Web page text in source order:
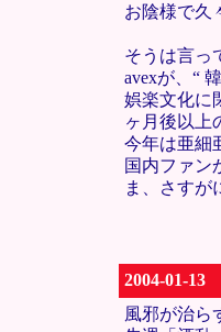
お陰様で久
そうは言っ
avexが、“
娯楽文化に
ヶ月後以上
今年は亜細
国内ファン
ま、さすが
2004-01-13
風邪が治ら